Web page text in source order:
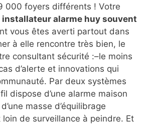
000 foyers différents ! Votre
alarme huy souvent
vous êtes averti partout dans
à elle rencontre très bien, le
consultant sécurité :–le moins
d’alerte et innovations qui
Par deux systèmes
dispose d’une alarme maison
masse d’équilibrage
loin de surveillance à peindre. Et